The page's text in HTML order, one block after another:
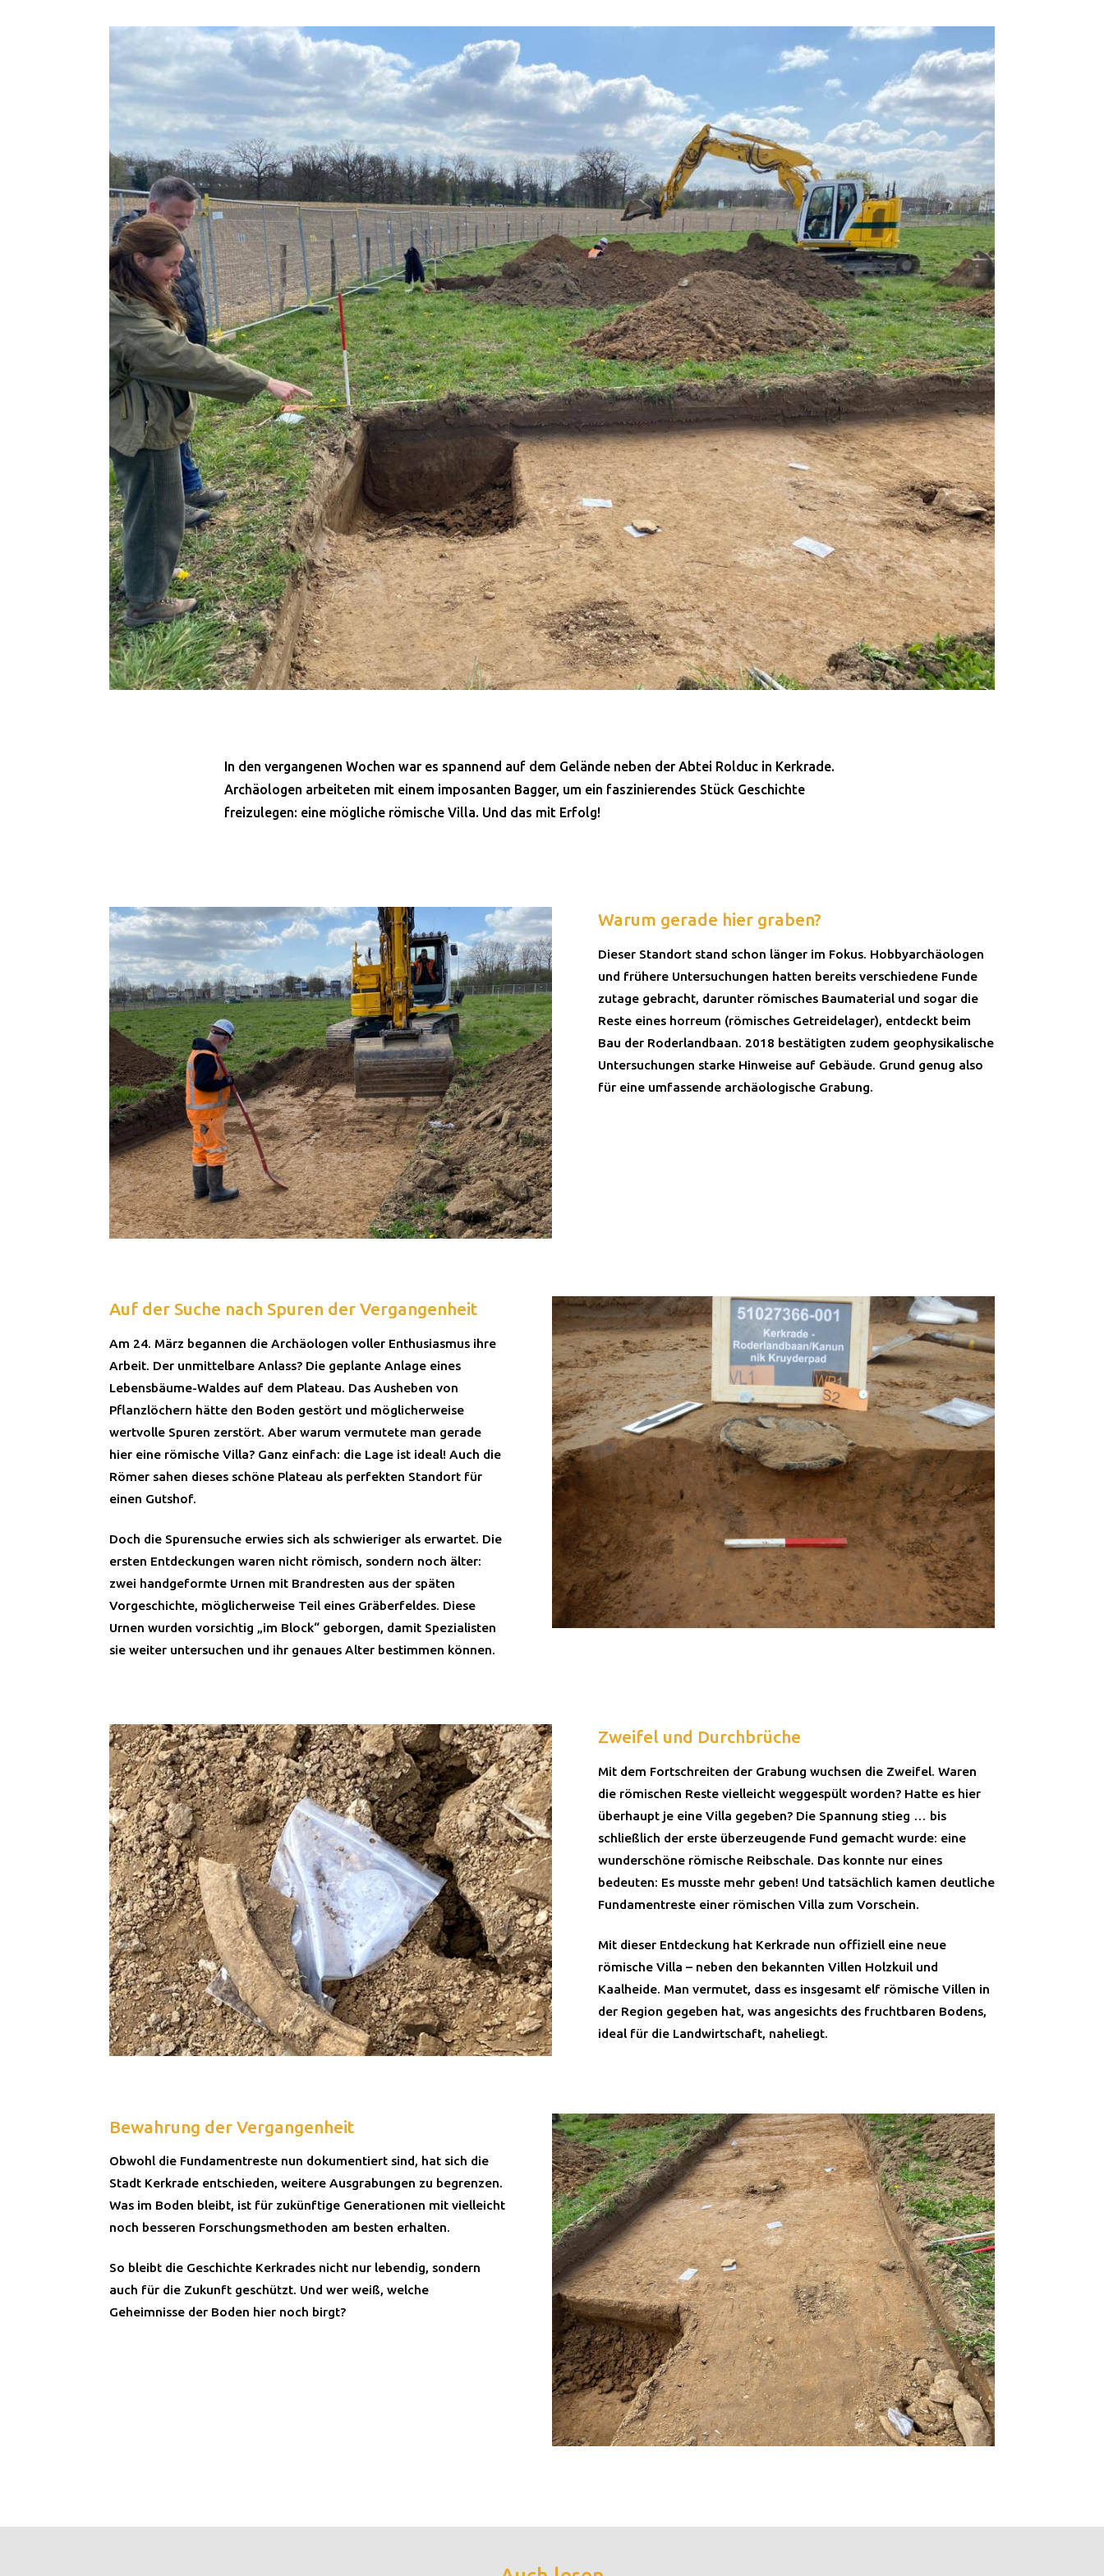
In den vergangenen Wochen war es spannend auf dem Gelände neben der Abtei Rolduc in Kerkrade.
Archäologen arbeiteten mit einem imposanten Bagger, um ein faszinierendes Stück Geschichte
freizulegen: eine mögliche römische Villa. Und das mit Erfolg!
Warum gerade hier graben?
Dieser Standort stand schon länger im Fokus. Hobbyarchäologen
und frühere Untersuchungen hatten bereits verschiedene Funde
zutage gebracht, darunter römisches Baumaterial und sogar die
Reste eines horreum (römisches Getreidelager), entdeckt beim
Bau der Roderlandbaan. 2018 bestätigten zudem geophysikalische
Untersuchungen starke Hinweise auf Gebäude. Grund genug also
für eine umfassende archäologische Grabung.
Auf der Suche nach Spuren der Vergangenheit
Am 24. März begannen die Archäologen voller Enthusiasmus ihre
Arbeit. Der unmittelbare Anlass? Die geplante Anlage eines
Lebensbäume-Waldes auf dem Plateau. Das Ausheben von
Pflanzlöchern hätte den Boden gestört und möglicherweise
wertvolle Spuren zerstört. Aber warum vermutete man gerade
hier eine römische Villa? Ganz einfach: die Lage ist ideal! Auch die
Römer sahen dieses schöne Plateau als perfekten Standort für
einen Gutshof.
Doch die Spurensuche erwies sich als schwieriger als erwartet. Die
ersten Entdeckungen waren nicht römisch, sondern noch älter:
zwei handgeformte Urnen mit Brandresten aus der späten
Vorgeschichte, möglicherweise Teil eines Gräberfeldes. Diese
Urnen wurden vorsichtig „im Block“ geborgen, damit Spezialisten
sie weiter untersuchen und ihr genaues Alter bestimmen können.
Zweifel und Durchbrüche
Mit dem Fortschreiten der Grabung wuchsen die Zweifel. Waren
die römischen Reste vielleicht weggespült worden? Hatte es hier
überhaupt je eine Villa gegeben? Die Spannung stieg … bis
schließlich der erste überzeugende Fund gemacht wurde: eine
wunderschöne römische Reibschale. Das konnte nur eines
bedeuten: Es musste mehr geben! Und tatsächlich kamen deutliche
Fundamentreste einer römischen Villa zum Vorschein.
Mit dieser Entdeckung hat Kerkrade nun offiziell eine neue
römische Villa – neben den bekannten Villen Holzkuil und
Kaalheide. Man vermutet, dass es insgesamt elf römische Villen in
der Region gegeben hat, was angesichts des fruchtbaren Bodens,
ideal für die Landwirtschaft, naheliegt.
Bewahrung der Vergangenheit
Obwohl die Fundamentreste nun dokumentiert sind, hat sich die
Stadt Kerkrade entschieden, weitere Ausgrabungen zu begrenzen.
Was im Boden bleibt, ist für zukünftige Generationen mit vielleicht
noch besseren Forschungsmethoden am besten erhalten.
So bleibt die Geschichte Kerkrades nicht nur lebendig, sondern
auch für die Zukunft geschützt. Und wer weiß, welche
Geheimnisse der Boden hier noch birgt?